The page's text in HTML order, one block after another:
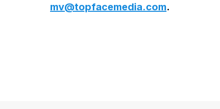
mv@topfacemedia.com.